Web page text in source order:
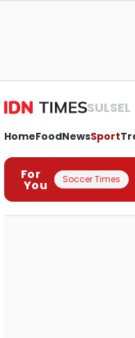
SULSEL
HomeFoodNewsSport
For
You Soccer Times